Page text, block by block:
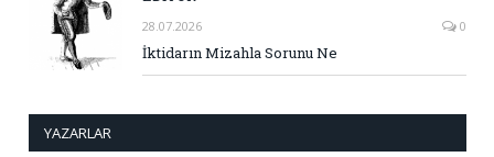
28.07.2026 0
İktidarın Mizahla Sorunu Ne
YAZARLAR